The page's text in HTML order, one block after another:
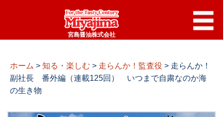
宮島醤油株式会社
ホーム > 知る・楽しむ > 走らんか！監査役 > 走らんか！
副社長 番外編（連載125回） いつまで自粛なのか海
の生き物